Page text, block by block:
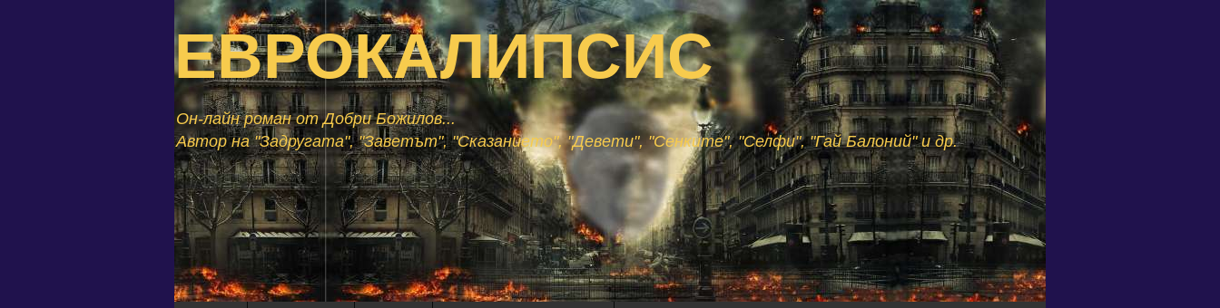
ЕВРОКАЛИПСИС
Он-лайн роман от Добри Божилов...
Автор на "Задругата", "Заветът", "Сказанието", "Девети", "Сенките", "Селфи", "Гай Балоний" и др.